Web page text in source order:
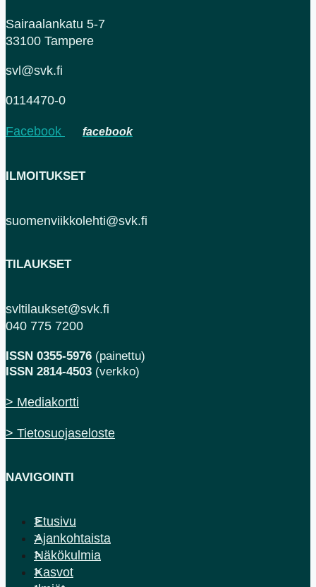
Sairaalankatu 5-7
33100 Tampere
svl@svk.fi
0114470-0
Facebook
ILMOITUKSET
suomenviikkolehti@svk.fi
TILAUKSET
svltilaukset@svk.fi
040 775 7200
ISSN 0355-5976 (painettu)
ISSN 2814-4503 (verkko)
> Mediakortti
> Tietosuojaseloste
NAVIGOINTI
Etusivu
Ajankohtaista
Näkökulmia
Kasvot